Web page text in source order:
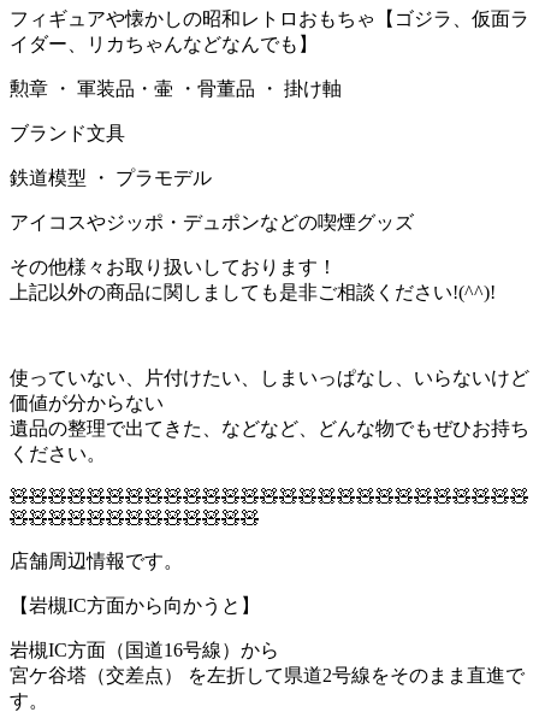
フィギュアや懐かしの昭和レトロおもちゃ【ゴジラ、仮面ラ
イダー、リカちゃんなどなんでも】
勲章 ・ 軍装品・壷 ・骨董品 ・ 掛け軸
ブランド文具
鉄道模型 ・ プラモデル
アイコスやジッポ・デュポンなどの喫煙グッズ
その他様々お取り扱いしております！
上記以外の商品に関しましても是非ご相談ください!(^^)!
使っていない、片付けたい、しまいっぱなし、いらないけど
価値が分からない
遺品の整理で出てきた、などなど、どんな物でもぜひお持ち
ください。
🧸🧸🧸🧸🧸🧸🧸🧸🧸🧸🧸🧸🧸🧸🧸🧸🧸🧸🧸🧸🧸🧸🧸🧸🧸🧸🧸
🧸🧸🧸🧸🧸🧸🧸🧸🧸🧸🧸🧸🧸
店舗周辺情報です。
【岩槻IC方面から向かうと】
岩槻IC方面（国道16号線）から
宮ケ谷塔（交差点）
を左折して県道2号線をそのまま直進で
す。